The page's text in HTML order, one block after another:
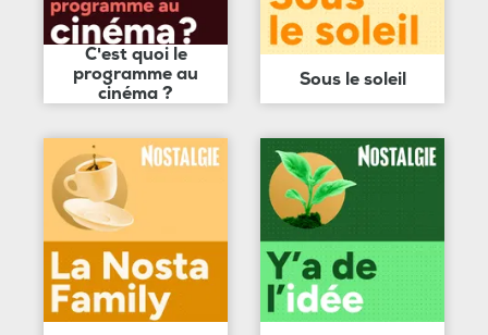
C'est quoi le
programme au
cinéma ?
Sous le soleil